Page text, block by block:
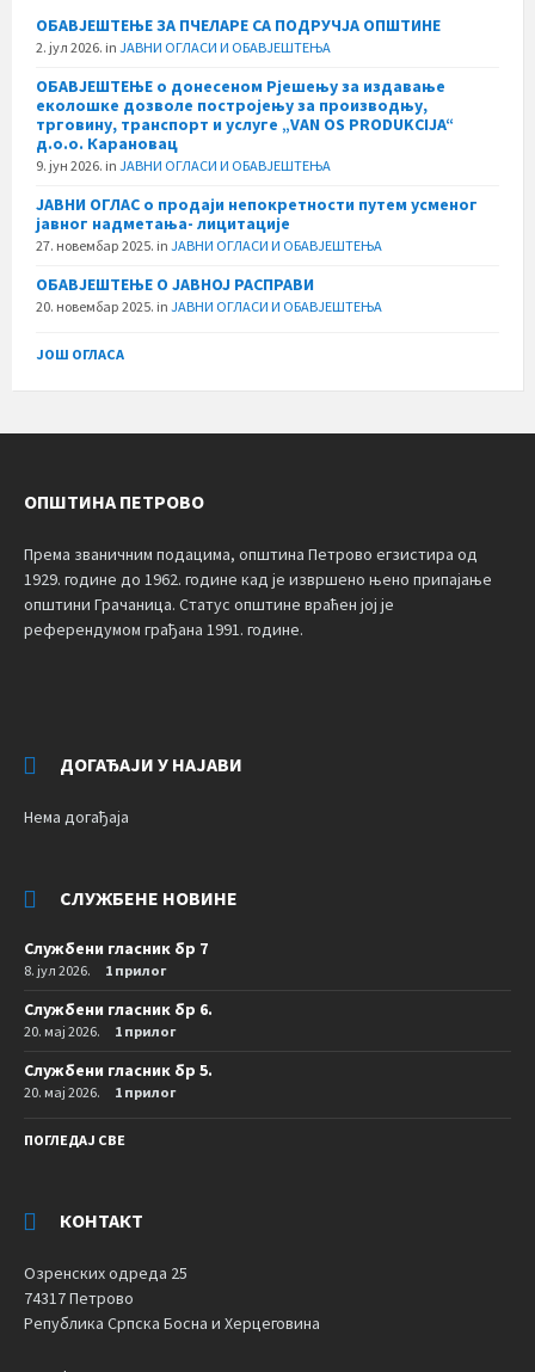
ОБАВЈЕШТЕЊЕ ЗА ПЧЕЛАРЕ СА ПОДРУЧЈА ОПШТИНЕ
2. јул 2026. in ЈАВНИ ОГЛАСИ И ОБАВЈЕШТЕЊА
ОБАВЈЕШТЕЊЕ о донесеном Рјешењу за издавање
еколошке дозволе постројењу за производњу,
трговину, транспорт и услуге „VAN OS PRODUKCIJA“
д.о.о. Карановац
9. јун 2026. in ЈАВНИ ОГЛАСИ И ОБАВЈЕШТЕЊА
ЈАВНИ ОГЛАС о продаји непокретности путем усменог
јавног надметања- лицитације
27. новембар 2025. in ЈАВНИ ОГЛАСИ И ОБАВЈЕШТЕЊА
ОБАВЈЕШТЕЊЕ О ЈАВНОЈ РАСПРАВИ
20. новембар 2025. in ЈАВНИ ОГЛАСИ И ОБАВЈЕШТЕЊА
ЈОШ ОГЛАСА
ОПШТИНА ПЕТРОВО
Према званичним подацима, општина Петрово егзистира од
1929. године до 1962. године кад је извршено њено припајање
општини Грачаница. Статус општине враћен јој је
референдумом грађана 1991. године.
ДОГАЂАЈИ У НАЈАВИ
Нема догађаја
СЛУЖБЕНЕ НОВИНЕ
Службени гласник бр 7
8. јул 2026. 1 прилог
Службени гласник бр 6.
20. мај 2026. 1 прилог
Службени гласник бр 5.
20. мај 2026. 1 прилог
ПОГЛЕДАЈ СВЕ
КОНТАКТ
Озренских одреда 25
74317 Петрово
Република Српска Босна и Херцеговина